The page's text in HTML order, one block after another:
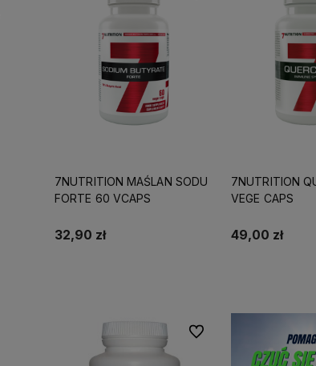
7NUTRITION MAŚLAN SODU
FORTE 60 VCAPS
32,90 zł
7NUTRITION
VEGE CAPS
49,00 zł
Do ulubionych